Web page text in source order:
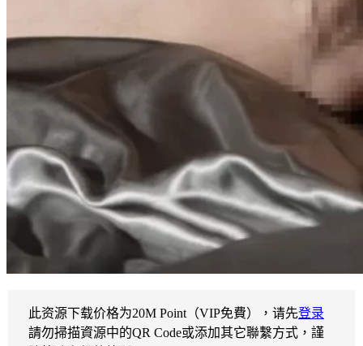
此资源下载价格为20M Point（VIP免費），请先登录
請勿掃描資源中的QR Code或添加其它聯繫方式，謹